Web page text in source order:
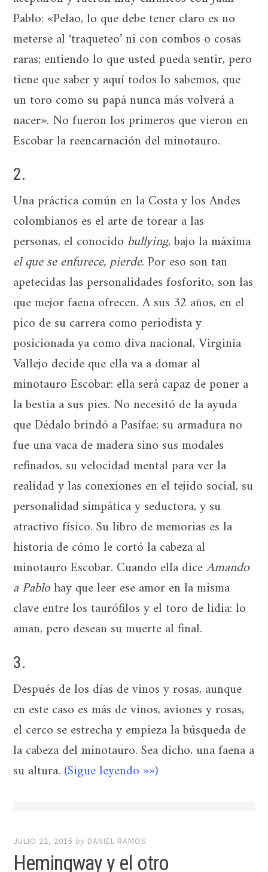
Pablo: «Pelao, lo que debe tener claro es no
meterse al ‘traqueteo’ ni con combos o cosas
raras; entiendo lo que usted pueda sentir, pero
tiene que saber y aquí todos lo sabemos, que
un toro como su papá nunca más volverá a
nacer». No fueron los primeros que vieron en
Escobar la reencarnación del minotauro.
2.
Una práctica común en la Costa y los Andes
colombianos es el arte de torear a las
personas, el conocido bullying, bajo la máxima
el que se enfurece, pierde. Por eso son tan
apetecidas las personalidades fosforito, son las
que mejor faena ofrecen. A sus 32 años, en el
pico de su carrera como periodista y
posicionada ya como diva nacional, Virginia
Vallejo decide que ella va a domar al
minotauro Escobar: ella será capaz de poner a
la bestia a sus pies. No necesitó de la ayuda
que Dédalo brindó a Pasífae; su armadura no
fue una vaca de madera sino sus modales
refinados, su velocidad mental para ver la
realidad y las conexiones en el tejido social, su
personalidad simpática y seductora, y su
atractivo físico. Su libro de memorias es la
historia de cómo le cortó la cabeza al
minotauro Escobar. Cuando ella diceAmando
a Pablohay que leer ese amor en la misma
clave entre los taurófilos y el toro de lidia: lo
aman, pero desean su muerte al final.
3.
Después de los días de vinos y rosas, aunque
en este caso es más de vinos, aviones y rosas,
el cerco se estrecha y empieza la búsqueda de
la cabeza del minotauro. Sea dicho, una faena a
su altura. (Sigue leyendo »»)
JULIO 22, 2015 by DANIEL RAMOS
Hemingway y el otro